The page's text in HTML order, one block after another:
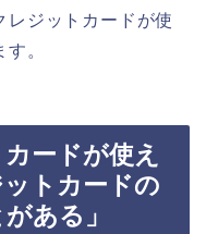
レジットカードが使
。
ードが使え
トカードの
ある」